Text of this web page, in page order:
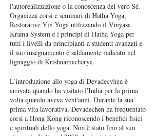
l'autorealizzazione o la conoscenza del vero Sé.
Organizza corsi e seminari di Hatha Yoga,
Restorative Yin Yoga utilizzando il Vinyasa
Krama System e i principi di Hatha Yoga per
tutti i livelli da principianti a studenti avanzati e
il suo insegnamento è saldamente radicato nel
lignaggio di Krishnamacharya.
L'introduzione allo yoga di Devadecvhen è
arrivata quando ha visitato l'India per la prima
volta quando aveva vent'anni. Durante la sua
prima vita lavorativa, Devadechen ha frequentato
corsi a Hong Kong riconoscendo i benefici fisici
e spirituali dello yoga. Non è stato fino al suo